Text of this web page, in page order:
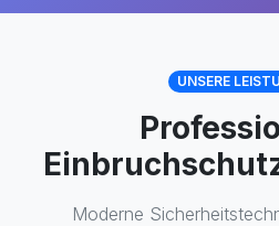
UNSERE
Moderne